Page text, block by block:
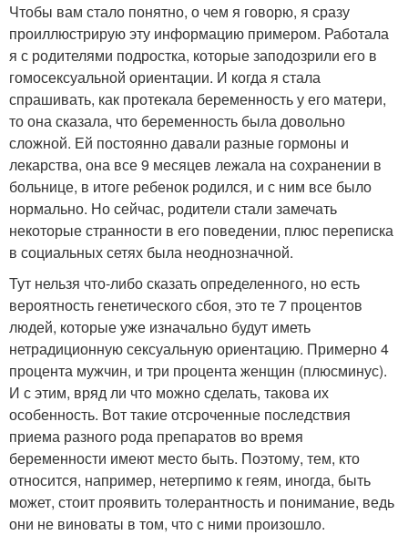
Чтобы вам стало понятно, о чем я говорю, я сразу
проиллюстрирую эту информацию примером. Работала
я с родителями подростка, которые заподозрили его в
гомосексуальной ориентации. И когда я стала
спрашивать, как протекала беременность у его матери,
то она сказала, что беременность была довольно
сложной. Ей постоянно давали разные гормоны и
лекарства, она все 9 месяцев лежала на сохранении в
больнице, в итоге ребенок родился, и с ним все было
нормально. Но сейчас, родители стали замечать
некоторые странности в его поведении, плюс переписка
в социальных сетях была неоднозначной.
Тут нельзя что-либо сказать определенного, но есть
вероятность генетического сбоя, это те 7 процентов
людей, которые уже изначально будут иметь
нетрадиционную сексуальную ориентацию. Примерно 4
процента мужчин, и три процента женщин (плюсминус).
И с этим, вряд ли что можно сделать, такова их
особенность. Вот такие отсроченные последствия
приема разного рода препаратов во время
беременности имеют место быть. Поэтому, тем, кто
относится, например, нетерпимо к геям, иногда, быть
может, стоит проявить толерантность и понимание, ведь
они не виноваты в том, что с ними произошло.